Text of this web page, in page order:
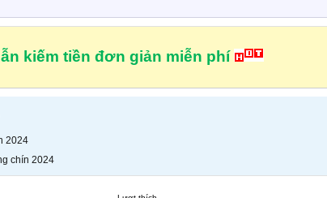
kiếm tiền đơn giản miễn phí
2024
chín 2024